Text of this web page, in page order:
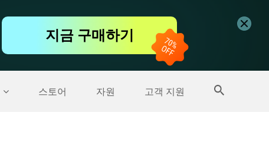
지금 구매하기
스토어 자원 고객 지원
더 많은 제품